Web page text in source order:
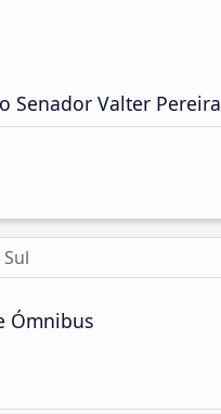
Senador Valter Pereira
Ómnibus